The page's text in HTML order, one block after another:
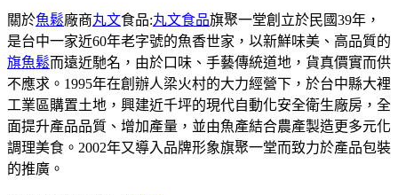
關於魚鬆廠商丸文食品:丸文食品旗聚一堂創立於民國39年，
是台中一家近60年老字號的魚香世家，以新鮮味美、高品質的
旗魚鬆而遠近馳名，由於口味、手藝傳統道地，貨真價實而供
不應求。1995年在創辦人梁火村的大力經營下，於台中縣大裡
工業區購置土地，興建近千坪的現代自動化安全衛生廠房，全
面提升產品品質、增加產量，並由魚產結合農產製造更多元化
調理美食。2002年又導入品牌形象旗聚一堂而致力於產品包裝
的推廣。